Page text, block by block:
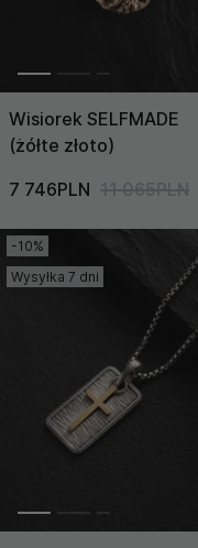
Wisiorek SELFMADE
(żółte złoto)
7 746PLN 11 065PLN
-10%
Wysyłka 7 dni